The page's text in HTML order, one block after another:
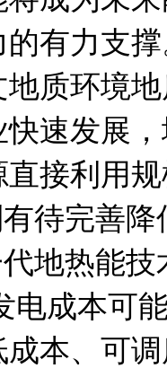
有力支
地质环境
速发展
接利用
待完善
地热能技
电成本可
本、可